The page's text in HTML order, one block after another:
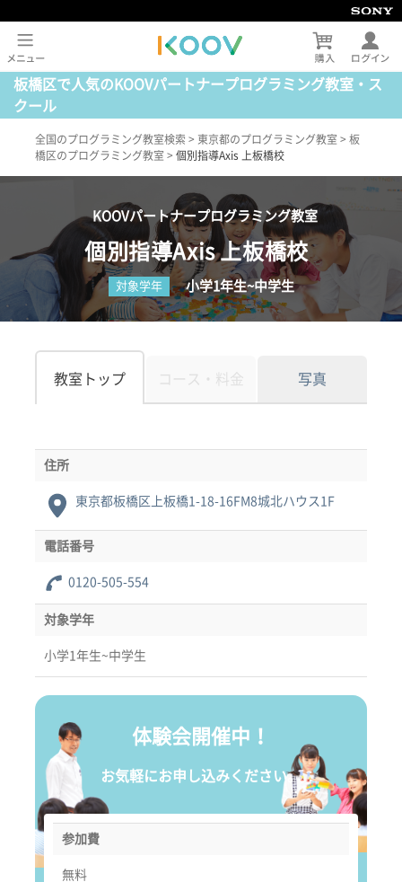
板橋区で人気のKOOVパートナープログラミング教室・ス
クール
全国のプログラミング教室検索 > 東京都のプログラミング教室 > 板
橋区のプログラミング教室 > 個別指導Axis 上板橋校
KOOVパートナープログラミング教室
個別指導Axis 上板橋校
対象学年 小学1年生~中学生
教室トップ コース・料金 写真
住所
東京都板橋区上板橋1-18-16FM8城北ハウス1F
電話番号
0120-505-554
対象学年
小学1年生~中学生
体験会開催中！
お気軽にお申し込みください。
参加費
無料